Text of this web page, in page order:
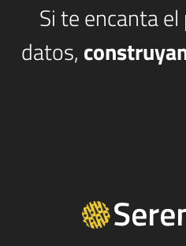
Si te encanta
datos,